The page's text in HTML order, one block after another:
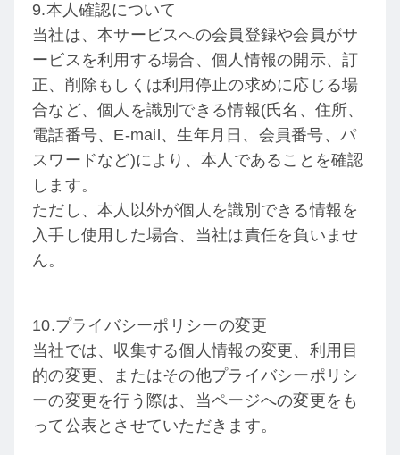
9.本人確認について
当社は、本サービスへの会員登録や会員がサ
ービスを利用する場合、個人情報の開示、訂
正、削除もしくは利用停止の求めに応じる場
合など、個人を識別できる情報(氏名、住所、
電話番号、E-mail、生年月日、会員番号、パ
スワードなど)により、本人であることを確認
します。
ただし、本人以外が個人を識別できる情報を
入手し使用した場合、当社は責任を負いませ
ん。
10.プライバシーポリシーの変更
当社では、収集する個人情報の変更、利用目
的の変更、またはその他プライバシーポリシ
ーの変更を行う際は、当ページへの変更をも
って公表とさせていただきます。